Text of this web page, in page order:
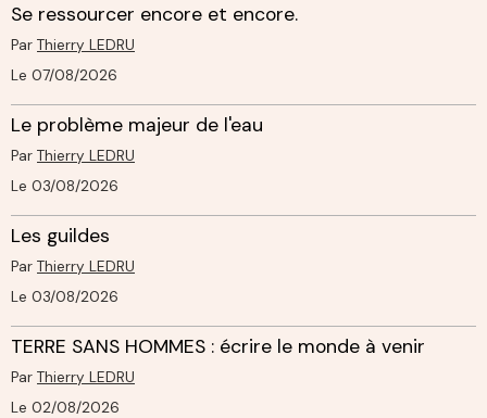
Se ressourcer encore et encore.
Par Thierry LEDRU
Le 07/08/2026
Le problème majeur de l'eau
Par Thierry LEDRU
Le 03/08/2026
Les guildes
Par Thierry LEDRU
Le 03/08/2026
TERRE SANS HOMMES : écrire le monde à venir
Par Thierry LEDRU
Le 02/08/2026